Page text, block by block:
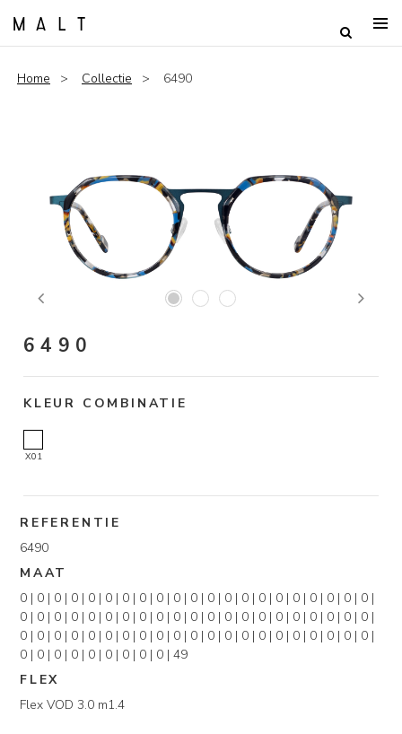
Home Collectie 6490
Previous Next
6490
KLEUR COMBINATIE
X01
REFERENTIE
6490
MAAT
0 | 0 | 0 | 0 | 0 | 0 | 0 | 0 | 0 | 0 | 0 | 0 | 0 | 0 | 0 | 0 | 0 | 0 | 0 | 0 | 0 |
0 | 0 | 0 | 0 | 0 | 0 | 0 | 0 | 0 | 0 | 0 | 0 | 0 | 0 | 0 | 0 | 0 | 0 | 0 | 0 | 0 |
0 | 0 | 0 | 0 | 0 | 0 | 0 | 0 | 0 | 0 | 0 | 0 | 0 | 0 | 0 | 0 | 0 | 0 | 0 | 0 | 0 |
0 | 0 | 0 | 0 | 0 | 0 | 0 | 0 | 0 | 49
FLEX
Flex VOD 3.0 m1.4